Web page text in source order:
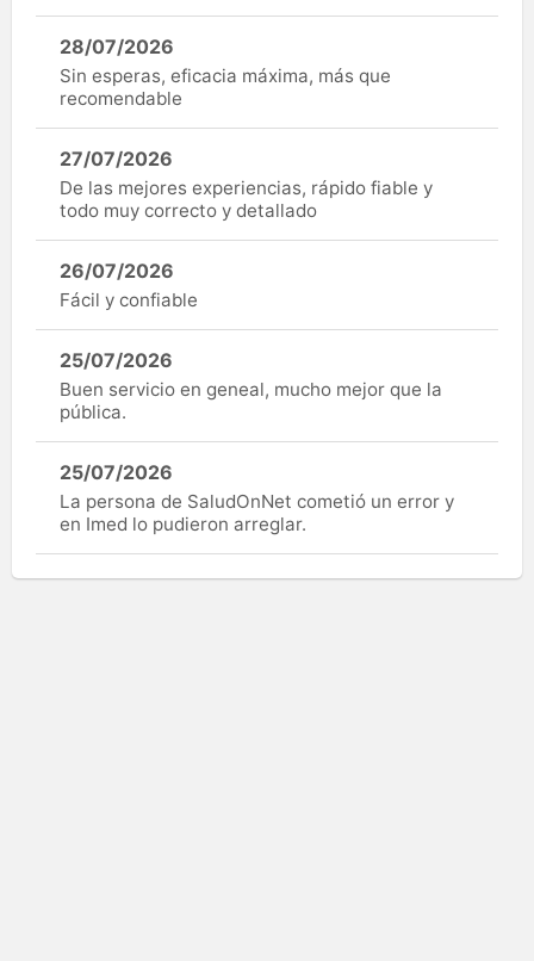
28/07/2026
Sin esperas, eficacia máxima, más que
recomendable
27/07/2026
De las mejores experiencias, rápido fiable y
todo muy correcto y detallado
26/07/2026
Fácil y confiable
25/07/2026
Buen servicio en geneal, mucho mejor que la
pública.
25/07/2026
La persona de SaludOnNet cometió un error y
en Imed lo pudieron arreglar.